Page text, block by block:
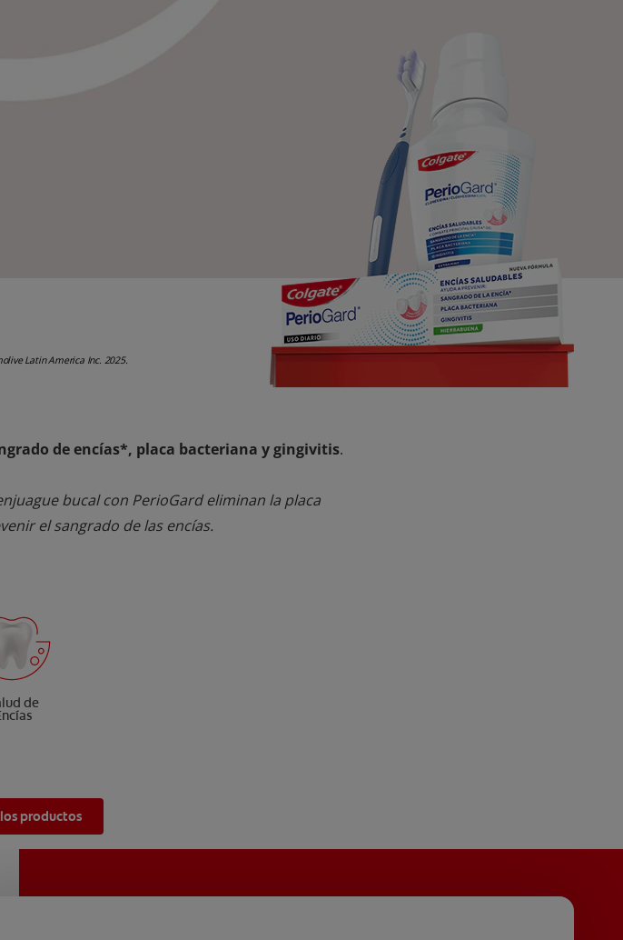
Latin America Inc. 2025.
de encías*, placa bacteriana y gingivitis.
bucal con PerioGard eliminan la placa
el sangrado de las encías.
de
productos